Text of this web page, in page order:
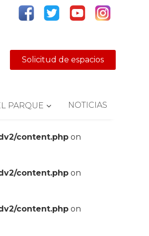
Solicitud de espacios
PARQUE NOTICIAS
content.php on
content.php on
content.php on